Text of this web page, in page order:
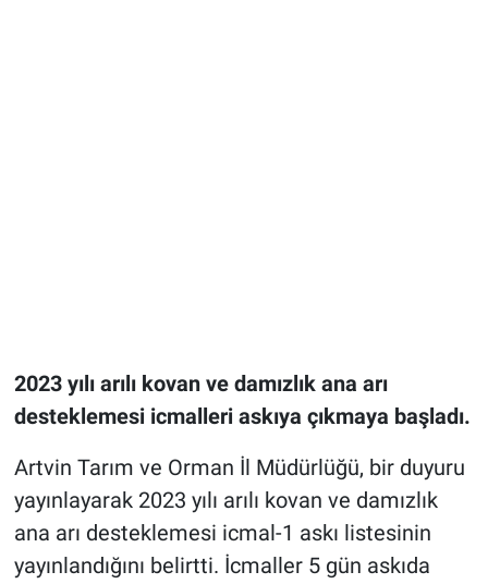
2023 yılı arılı kovan ve damızlık ana arı
desteklemesi icmalleri askıya çıkmaya başladı.
Artvin Tarım ve Orman İl Müdürlüğü, bir duyuru
yayınlayarak 2023 yılı arılı kovan ve damızlık
ana arı desteklemesi icmal-1 askı listesinin
yayınlandığını belirtti. İcmaller 5 gün askıda